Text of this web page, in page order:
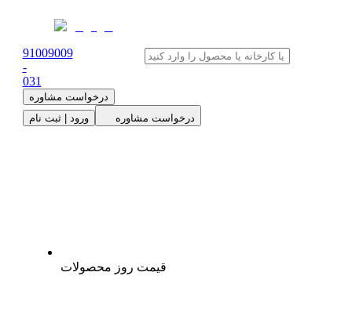
91009009
-
031
درخواست مشاوره
ورود | ثبت نام
درخواست مشاوره
قیمت روز محصولات